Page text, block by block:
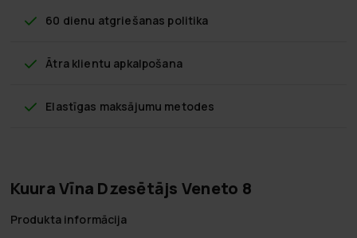
60 dienu atgriešanas politika
Ātra klientu apkalpošana
Elastīgas maksājumu metodes
Kuura Vīna Dzesētājs Veneto 8
Produkta informācija